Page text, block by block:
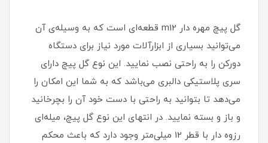
گل پیچ مهره دار m12 قطعه‌ای است که به وسیله‌ی آن
می‌توانید بسیاری از ابزارآلات مورد نیاز برای دستگاه
دورکن را به راحتی نصب نمایید. این نوع گل پیچ دارای
سری پلاستیکی دالبری می‌باشد که به شما این امکان را
می‌دهد تا بتوانید به راحتی با دست خود آن را بچرخانید
و باز و بسته نمایید. در انتهای این نوع گل پیچ، میله‌ای
رزوه دار با قطر 12 میلی‌متر وجود دارد که باعث محکم